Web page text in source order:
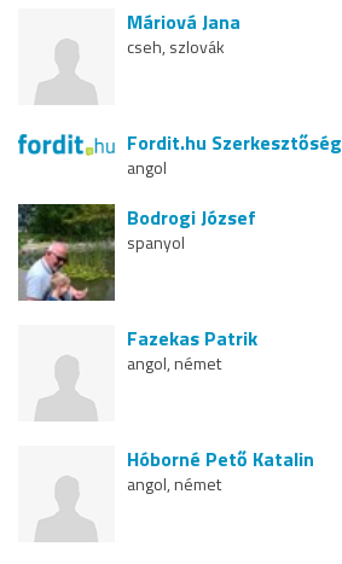
Máriová Jana
cseh, szlovák
Fordit.hu Szerkesztőség
angol
Bodrogi József
spanyol
Fazekas Patrik
angol, német
Hóborné Pető Katalin
angol, német